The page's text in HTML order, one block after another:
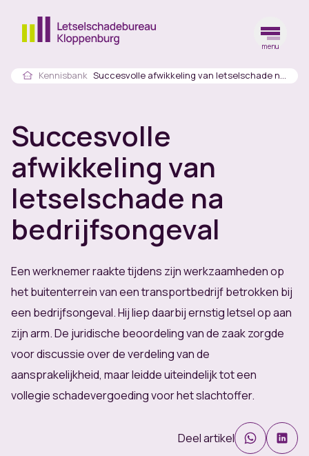
menu
Home
Kennisbank Succesvolle afwikkeling van letselschade na bedrijfsongeval
Succesvolle
afwikkeling van
letselschade na
bedrijfsongeval
Een werknemer raakte tijdens zijn werkzaamheden op
het buitenterrein van een transportbedrijf betrokken bij
een bedrijfsongeval. Hij liep daarbij ernstig letsel op aan
zijn arm. De juridische beoordeling van de zaak zorgde
voor discussie over de verdeling van de
aansprakelijkheid, maar leidde uiteindelijk tot een
vollegie schadevergoeding voor het slachtoffer.
Deel artikel WHATSAPP